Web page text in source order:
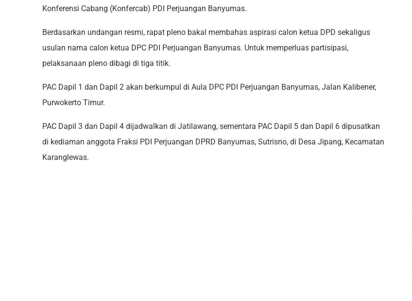
Konferensi Cabang (Konfercab) PDI Perjuangan Banyumas.
Berdasarkan undangan resmi, rapat pleno bakal membahas aspirasi calon ketua DPD sekaligus
usulan nama calon ketua DPC PDI Perjuangan Banyumas. Untuk memperluas partisipasi,
pelaksanaan pleno dibagi di tiga titik.
PAC Dapil 1 dan Dapil 2 akan berkumpul di Aula DPC PDI Perjuangan Banyumas, Jalan Kalibener,
Purwokerto Timur.
PAC Dapil 3 dan Dapil 4 dijadwalkan di Jatilawang, sementara PAC Dapil 5 dan Dapil 6 dipusatkan
di kediaman anggota Fraksi PDI Perjuangan DPRD Banyumas, Sutrisno, di Desa Jipang, Kecamatan
Karanglewas.